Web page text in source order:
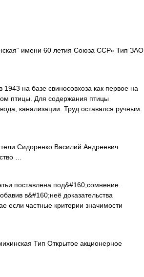
имени 60 летия Союза ССР» Тип ЗАО
на базе свиносовхоза как первое на
птицы. Для содержания птицы
канализации. Труд оставался ручным.
Сидоренко Василий Андреевич
…
поставлена под&#160;сомнение.
в&#160;неё доказательства
если частные критерии значимости
Тип Открытое акционерное